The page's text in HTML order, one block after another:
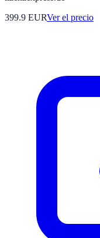
399.9 EURVer el precio